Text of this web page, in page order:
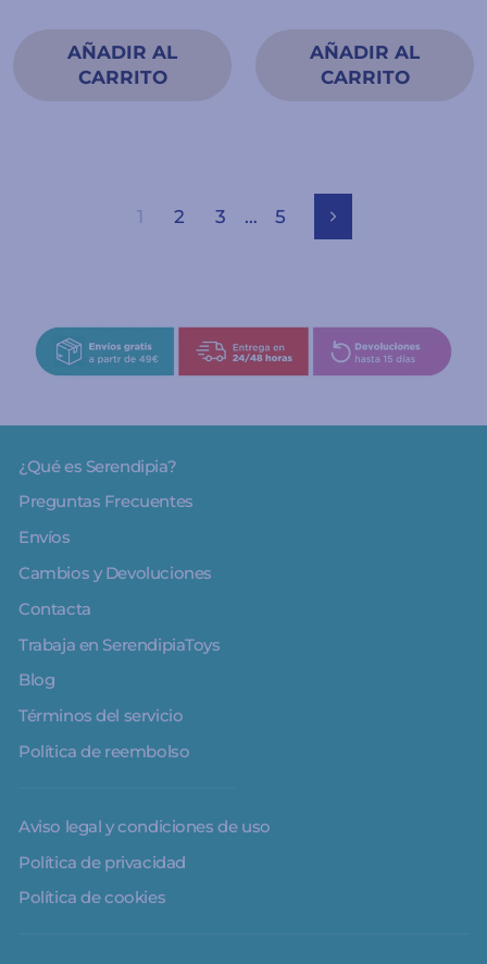
1 2 3 … 5 Siguiente
¿Qué es Serendipia?
Preguntas Frecuentes
Envíos
Cambios y Devoluciones
Contacta
Trabaja en SerendipiaToys
Blog
Términos del servicio
Política de reembolso
Aviso legal y condiciones de uso
Política de privacidad
Política de cookies